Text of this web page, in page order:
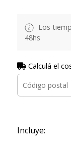
Los
48hs
Calculá el
Incluye: